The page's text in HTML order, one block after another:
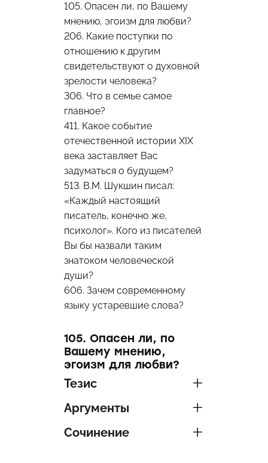
105. Опасен ли, по Вашему
мнению, эгоизм для любви?
206. Какие поступки по
отношению к другим
свидетельствуют о духовной
зрелости человека?
306. Что в семье самое
главное?
411. Какое событие
отечественной истории XIX
века заставляет Вас
задуматься о будущем?
513. В.М. Шукшин писал:
«Каждый настоящий
писатель, конечно же,
психолог». Кого из писателей
Вы бы назвали таким
знатоком человеческой
души?
606. Зачем современному
языку устаревшие слова?
105. Опасен ли, по
Вашему мнению,
эгоизм для любви?
Тезис
Аргументы
Сочинение